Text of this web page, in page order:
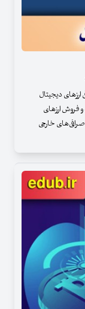
دیجیتال
فروش ارزهای
خارجی